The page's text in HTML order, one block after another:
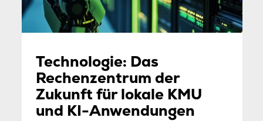
Technologie: Das
Rechenzentrum der
Zukunft für lokale KMU
und KI-Anwendungen